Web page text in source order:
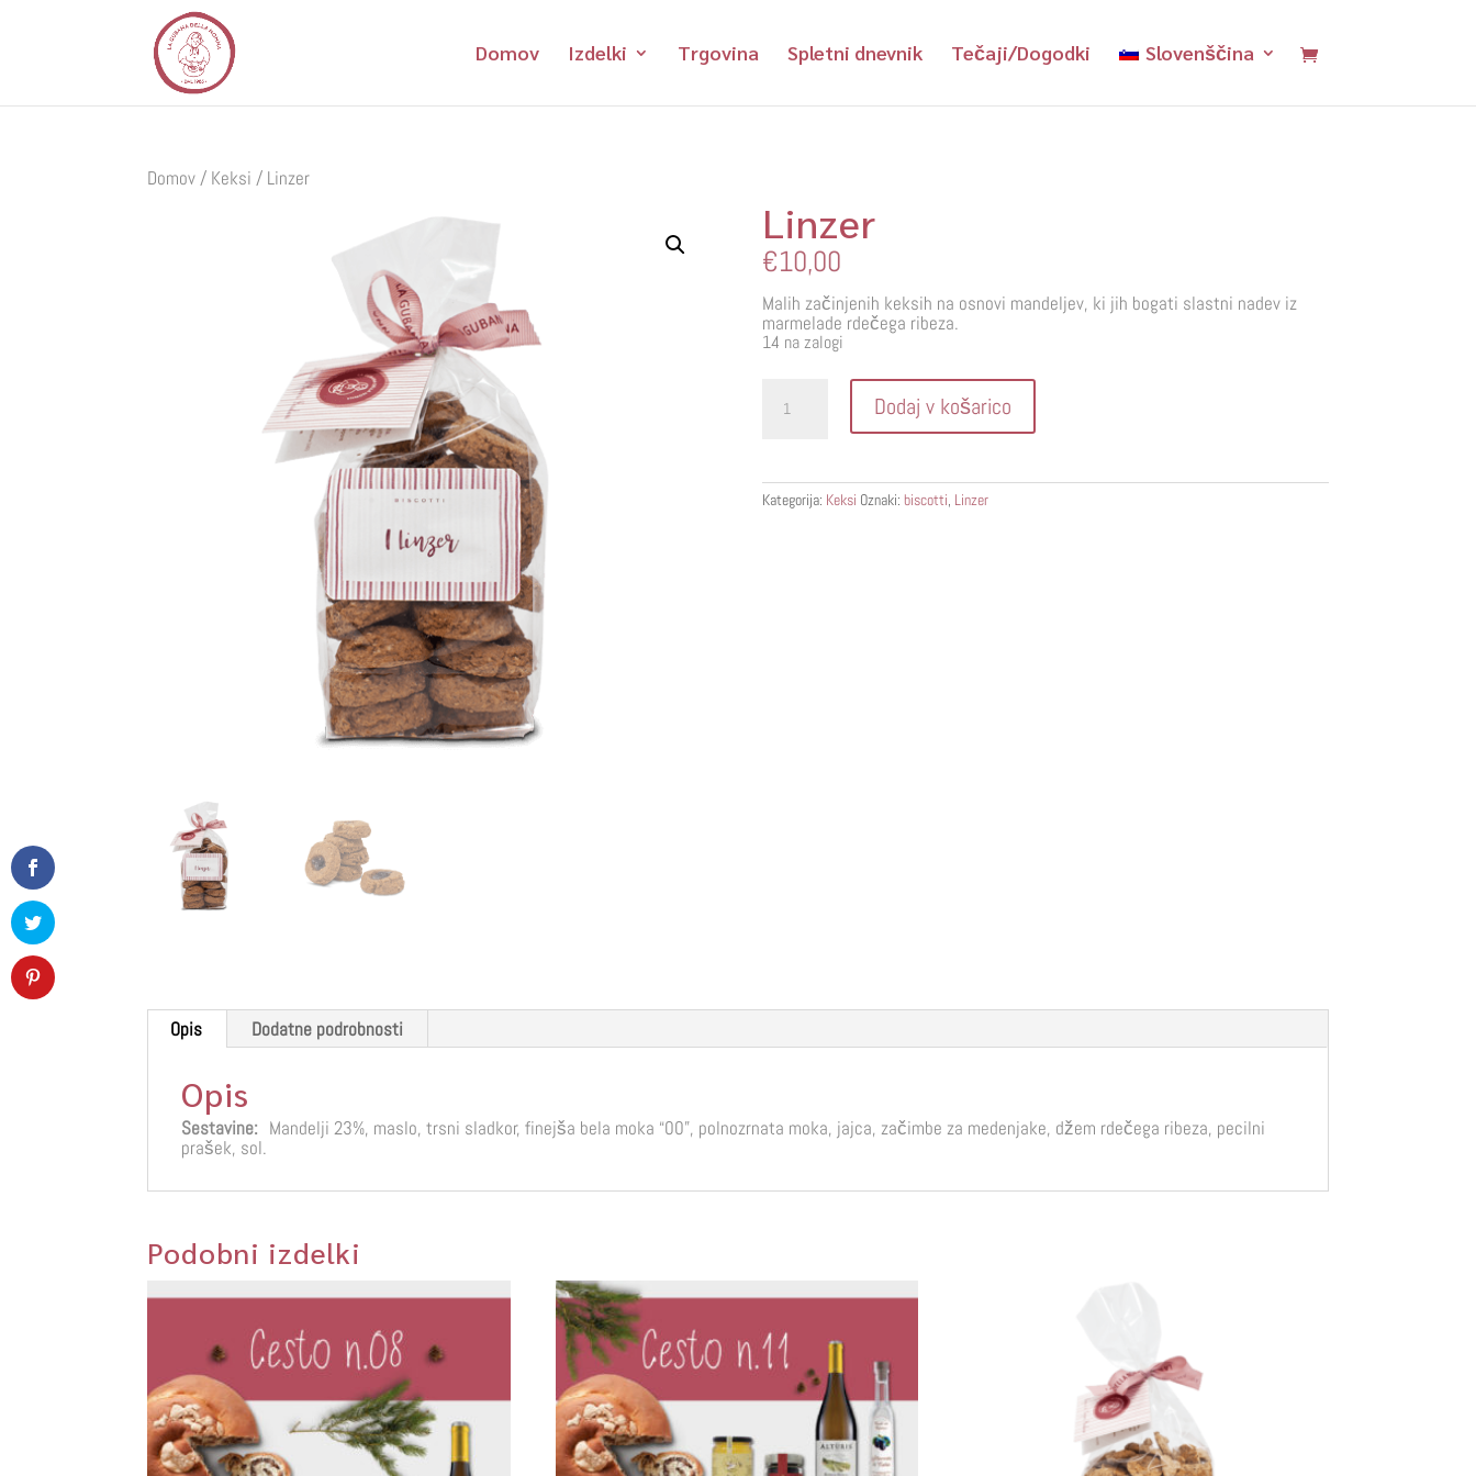
Domov Izdelki Trgovina Spletni dnevnik Tečaji/Dogodki Slovenščina
Domov / Keksi / Linzer
Linzer
€10,00
Malih začinjenih keksih na osnovi mandeljev, ki jih bogati slastni nadev iz
marmelade rdečega ribeza.
14 na zalogi
količina
Dodaj v košarico
Kategorija: Keksi Oznaki: biscotti, Linzer
Opis Dodatne podrobnosti
Opis
Sestavine: Mandelji 23%, maslo, trsni sladkor, finejša bela moka “00”, polnozrnata moka, jajca, začimbe za medenjake, džem rdečega ribeza, pecilni
prašek, sol.
Podobni izdelki